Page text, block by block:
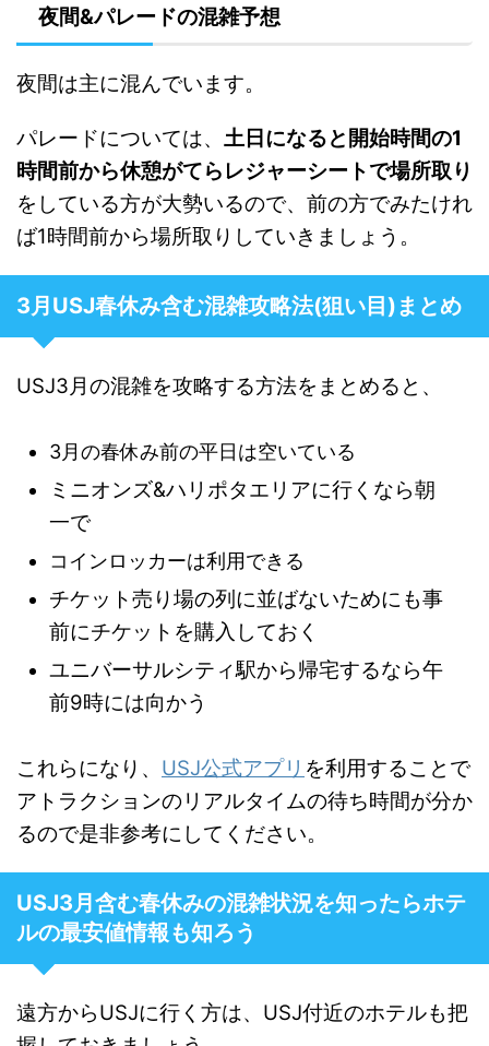
夜間&パレードの混雑予想
夜間は主に混んでいます。
パレードについては、 土日になると開始時間の1
時間前から休憩がてらレジャーシートで場所取り
をしている方が大勢いるので、前の方でみたけれ
ば1時間前から場所取りしていきましょう。
3月USJ春休み含む混雑攻略法(狙い目)まとめ
USJ3月の混雑を攻略する方法をまとめると、
3月の春休み前の平日は空いている
ミニオンズ&ハリポタエリアに行くなら朝
一で
コインロッカーは利用できる
チケット売り場の列に並ばないためにも事
前にチケットを購入しておく
ユニバーサルシティ駅から帰宅するなら午
前9時には向かう
これらになり、 USJ公式アプリ を利用することで
アトラクションのリアルタイムの待ち時間が分か
るので是非参考にしてください。
USJ3月含む春休みの混雑状況を知ったらホテ
ルの最安値情報も知ろう
遠方からUSJに行く方は、USJ付近のホテルも把